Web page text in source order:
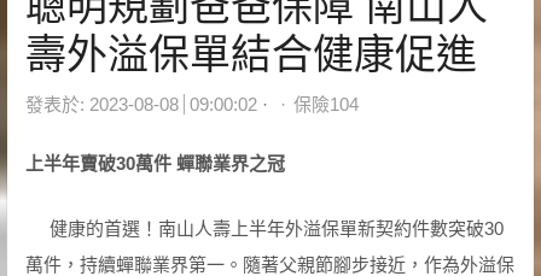
壽外溢保單結合健康促進
發表於: 2023-08-08 09:00:02 Author
保險104
上半年賣破30萬件 蟬聯業界之冠
健康的首選！南山人壽上半年外溢保單新契約件數突破30
萬件，持續蟬聯業界第一。隨著父親節腳步接近，作為外溢保